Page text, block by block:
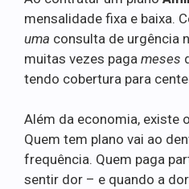
mensalidade fixa e baixa.
uma consulta de urgência
muitas vezes paga meses
tendo cobertura para
Além da economia, existe
Quem tem plano vai ao
frequência. Quem paga
sentir dor – e quando a